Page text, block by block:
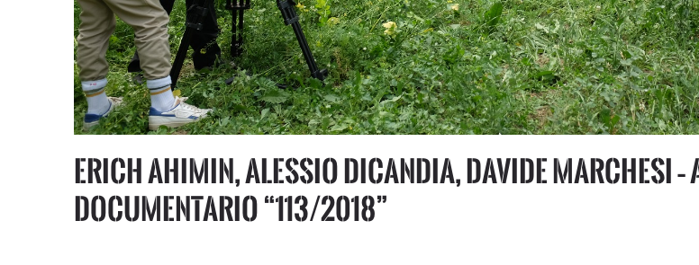
Erich Ahimin, Alessio Dicandia, Davide Marchesi
documentario “113/2018”